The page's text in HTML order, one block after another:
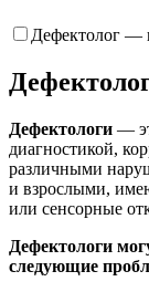
Дефектолог —
Дефектологи —
диагностикой,
различными
и взрослыми,
или сенсорные
Дефектологи
следующие